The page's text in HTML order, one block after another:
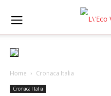
Home Cronaca Italia
Cronaca Italia